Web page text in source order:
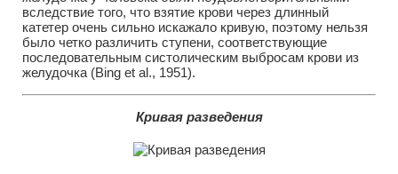
вследствие того, что взятие крови через длинный
катетер очень сильно искажало кривую, поэтому нельзя
было четко различить ступени, соответствующие
последовательным систолическим выбросам крови из
желудочка (Bing et al., 1951).
Кривая разведения